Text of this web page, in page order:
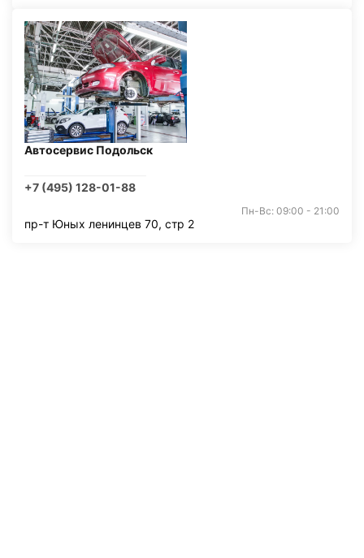
Автосервис Подольск
+7 (495) 128-01-88
Пн-Вс: 09:00 - 21:00
пр-т Юных ленинцев 70, стр 2